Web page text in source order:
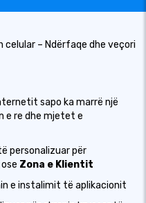
celular – Ndërfaqe dhe veçori
sapo ka marrë një
e re dhe mjetet e
personalizuar për
Zona e Klientit
e instalimit të aplikacionit